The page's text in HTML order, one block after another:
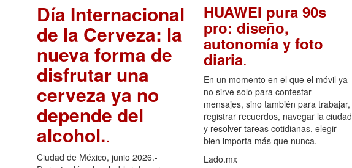
Día Internacional
de la Cerveza: la
nueva forma de
disfrutar una
cerveza ya no
depende del
alcohol..
Ciudad de México, junio 2026.-
HUAWEI pura 90s
pro: diseño,
autonomía y foto
diaria.
En un momento en el que el móvil ya
no sirve solo para contestar
mensajes, sino también para trabajar,
registrar recuerdos, navegar la ciudad
y resolver tareas cotidianas, elegir
bien importa más que nunca.
Lado.mx